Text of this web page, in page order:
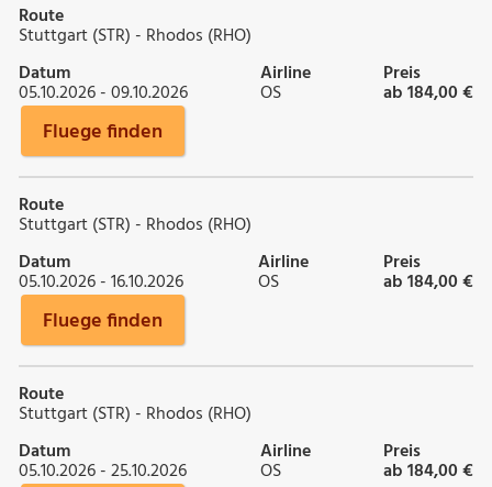
Route
Stuttgart (STR) - Rhodos (RHO)
Datum
05.10.2026 - 09.10.2026
Airline
OS
Preis
ab 184,00 €
Fluege finden
Route
Stuttgart (STR) - Rhodos (RHO)
Datum
05.10.2026 - 16.10.2026
Airline
OS
Preis
ab 184,00 €
Fluege finden
Route
Stuttgart (STR) - Rhodos (RHO)
Datum
05.10.2026 - 25.10.2026
Airline
OS
Preis
ab 184,00 €